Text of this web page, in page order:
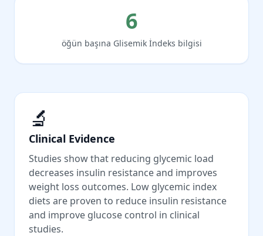
6
öğün başına Glisemik İndeks bilgisi
🔬
Clinical Evidence
Studies show that reducing glycemic load
decreases insulin resistance and improves
weight loss outcomes. Low glycemic index
diets are proven to reduce insulin resistance
and improve glucose control in clinical
studies.